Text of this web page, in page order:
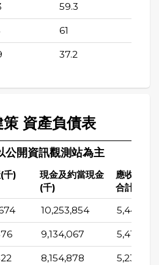
59.3
61
37.2
資產負債表
公開資訊觀測站為主
千)
現金及約當現金
(千)
應收帳款
合計(千)
10,253,854
9,134,067 5,413,577
8,154,878 5,237,291